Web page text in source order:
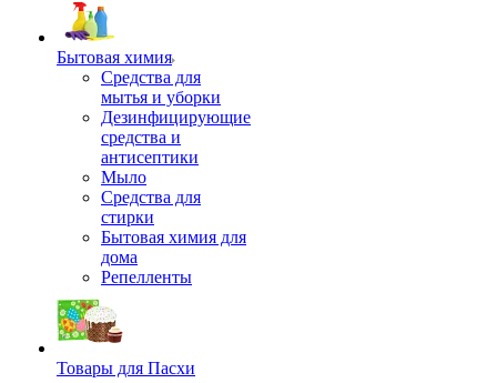
Бытовая химия
Средства для
мытья и уборки
Дезинфицирующие
средства и
антисептики
Мыло
Средства для
стирки
Бытовая химия для
дома
Репелленты
Товары для Пасхи